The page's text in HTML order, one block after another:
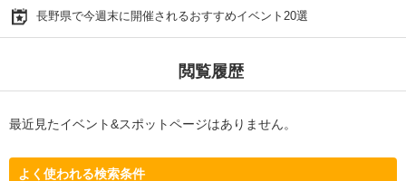
長野県で今週末に開催されるおすすめイベント20選
閲覧履歴
最近見たイベント&スポットページはありません。
よく使われる検索条件